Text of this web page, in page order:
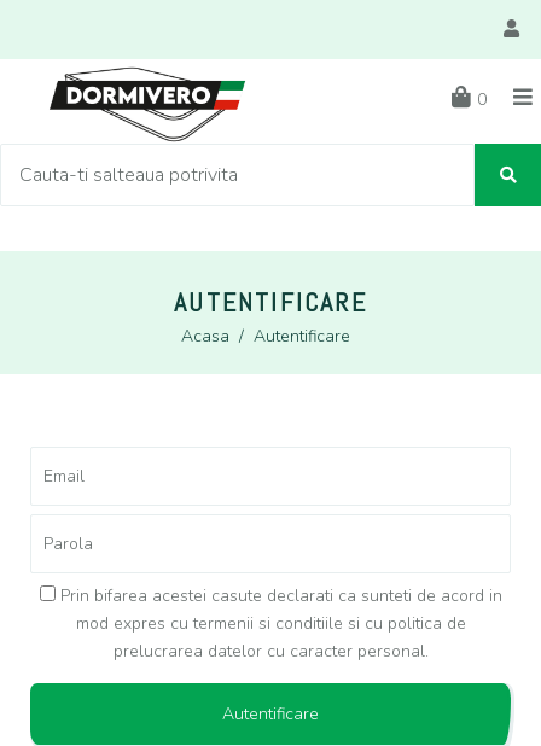
0
AUTENTIFICARE
Acasa / Autentificare
Prin bifarea acestei casute declarati ca sunteti de acord in
mod expres cutermenii si conditiile si cu politica de
prelucrarea datelor cu caracter personal.